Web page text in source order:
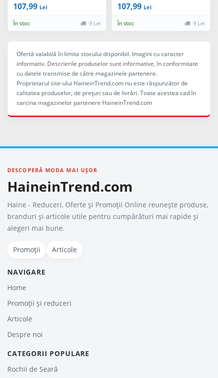
107,99 Lei
În stoc 9 Lei
107,99 Lei
În stoc 9 Lei
Ofertă valabilă în limita stocului disponibil. Imagini cu caracter
informativ. Descrierile produselor sunt informative, în conformitate
cu datele transmise de către magazinele partenere.
Proprietarul site-ului HaineinTrend.com nu este răspunzător de
calitatea produselor, de preţuri sau de livrări. Toate acestea cad în
sarcina magazinelor partenere HaineinTrend.com
DESCOPERĂ MODA MAI UȘOR
HaineinTrend.com
Haine - Reduceri, Oferte şi Promoţii Online reunește produse,
branduri și articole utile pentru cumpărături mai rapide și
alegeri mai bune.
Promoții Articole
NAVIGARE
Home
Promoții și reduceri
Articole
Despre noi
CATEGORII POPULARE
Rochii de Seară